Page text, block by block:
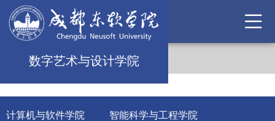
数字艺术与设计学院
计算机与软件学院 智能科学与工程学院